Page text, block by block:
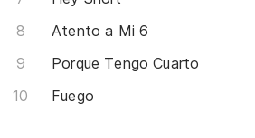
Atento a Mi 6
Porque Tengo Cuarto
Fuego